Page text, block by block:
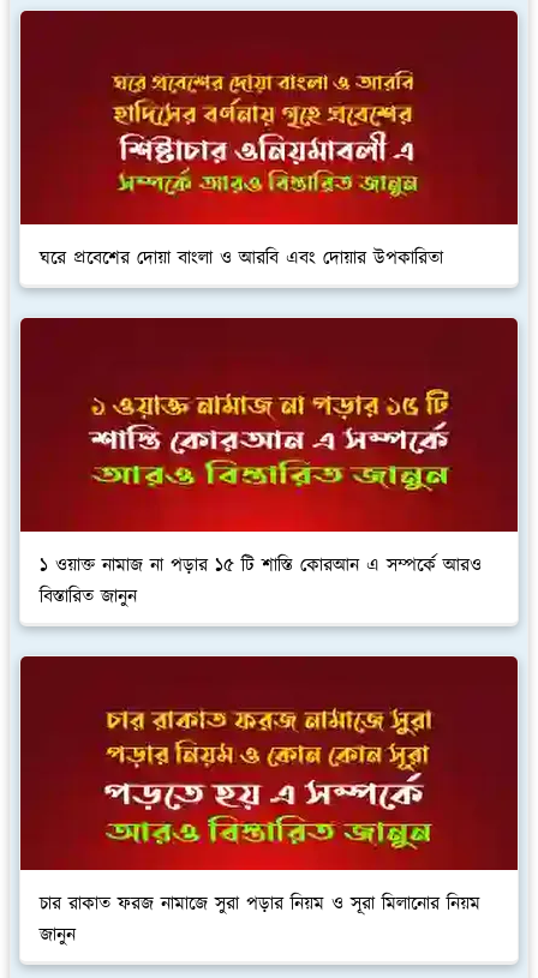
ঘরে প্রবেশের দোয়া বাংলা ও আরবি এবং দোয়ার উপকারিতা
১ ওয়াক্ত নামাজ না পড়ার ১৫ টি শাস্তি কোরআন এ সম্পর্কে আরও
বিস্তারিত জানুন
চার রাকাত ফরজ নামাজে সুরা পড়ার নিয়ম ও সূরা মিলানোর নিয়ম
জানুন